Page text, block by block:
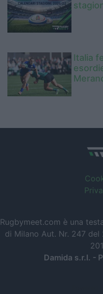
Italia
Rugbymeet.com è una
di Milano Aut. Nr. 247
Damida s.r.l. -